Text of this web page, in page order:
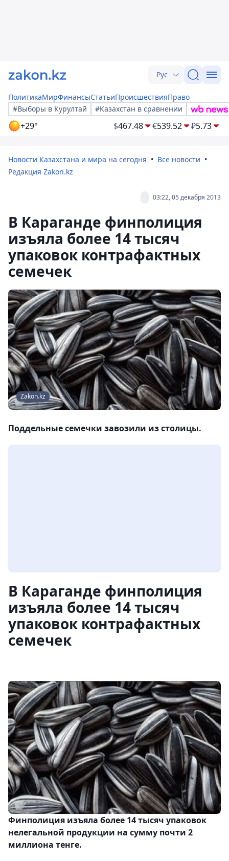
Рус
ПолитикаМирФинансыСтатьиПроисшествияПраво
#Выборы в Курултай
#Казахстан в сравнении
+29° $467.48 €539.52 ₽5.73
Новости Казахстана и мира на сегодня
Все новости
Редакция Zakon.kz
03:22, 05 декабря 2013
В Караганде финполиция
изъяла более 14 тысяч
упаковок контрафактных
семечек
Zakon.kz
Поддельные семечки завозили из столицы.
В Караганде финполиция
изъяла более 14 тысяч
упаковок контрафактных
семечек
Финполиция изъяла более 14 тысяч упаковок
нелегальной продукции на сумму почти 2
миллиона тенге.